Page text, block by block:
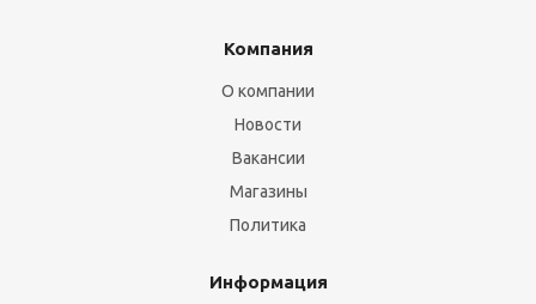
Компания
О компании
Новости
Вакансии
Магазины
Политика
Информация